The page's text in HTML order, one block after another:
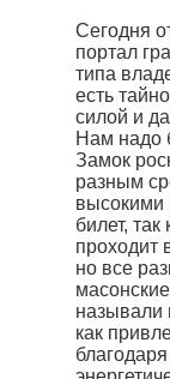
Сегодня
портал
типа
есть
силой и
Нам надо
Замок
разным
высокими
билет,
проходит
но все
называли
как